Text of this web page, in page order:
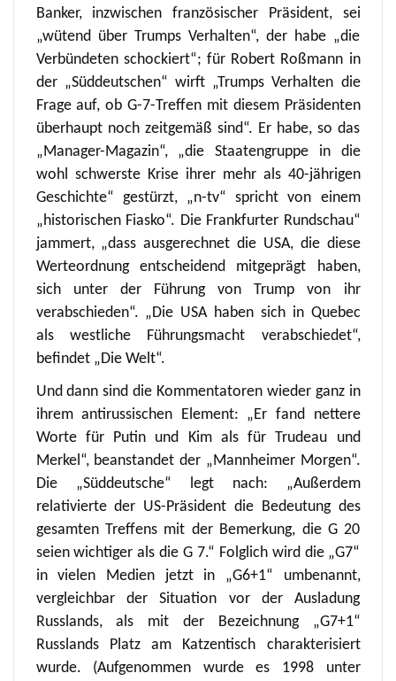
Banker, inzwischen französischer Präsident, sei
„wütend über Trumps Verhalten“, der habe „die
Verbündeten schockiert“; für Robert Roßmann in
der „Süddeutschen“ wirft „Trumps Verhalten die
Frage auf, ob G-7-Treffen mit diesem Präsidenten
überhaupt noch zeitgemäß sind“. Er habe, so das
„Manager-Magazin“, „die Staatengruppe in die
wohl schwerste Krise ihrer mehr als 40-jährigen
Geschichte“ gestürzt, „n-tv“ spricht von einem
„historischen Fiasko“. Die Frankfurter Rundschau“
jammert, „dass ausgerechnet die USA, die diese
Werteordnung entscheidend mitgeprägt haben,
sich unter der Führung von Trump von ihr
verabschieden“. „Die USA haben sich in Quebec
als westliche Führungsmacht verabschiedet“,
befindet „Die Welt“.
Und dann sind die Kommentatoren wieder ganz in
ihrem antirussischen Element: „Er fand nettere
Worte für Putin und Kim als für Trudeau und
Merkel“, beanstandet der „Mannheimer Morgen“.
Die „Süddeutsche“ legt nach: „Außerdem
relativierte der US-Präsident die Bedeutung des
gesamten Treffens mit der Bemerkung, die G 20
seien wichtiger als die G 7.“ Folglich wird die „G7“
in vielen Medien jetzt in „G6+1“ umbenannt,
vergleichbar der Situation vor der Ausladung
Russlands, als mit der Bezeichnung „G7+1“
Russlands Platz am Katzentisch charakterisiert
wurde. (Aufgenommen wurde es 1998 unter